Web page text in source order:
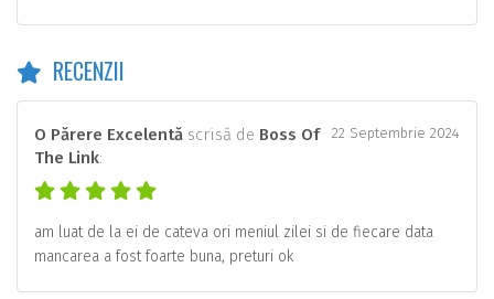
RECENZII
22 Septembrie 2024
O Părere Excelentă scrisă de Boss Of
The Link:
am luat de la ei de cateva ori meniul zilei si de fiecare data
mancarea a fost foarte buna, preturi ok